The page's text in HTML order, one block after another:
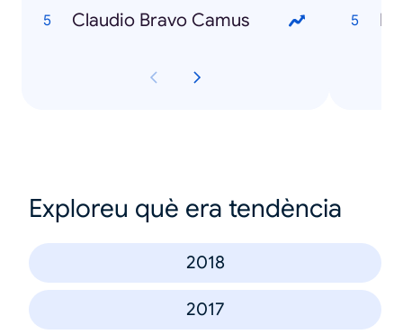
Claudio Bravo Camus
Exploreu què era tendència
2018
2017